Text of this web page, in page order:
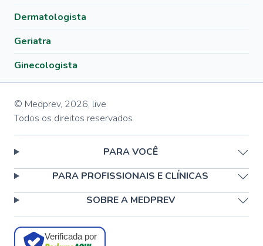
Dermatologista
Geriatra
Ginecologista
© Medprev, 2026, live
Todos os direitos reservados
PARA VOCÊ
PARA PROFISSIONAIS E CLÍNICAS
SOBRE A MEDPREV
Verificada por